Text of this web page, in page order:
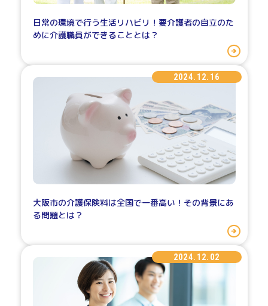
日常の環境で行う生活リハビリ！要介護者の自立のた
めに介護職員ができることとは？
2024.12.16
大阪市の介護保険料は全国で一番高い！その背景にあ
る問題とは？
2024.12.02